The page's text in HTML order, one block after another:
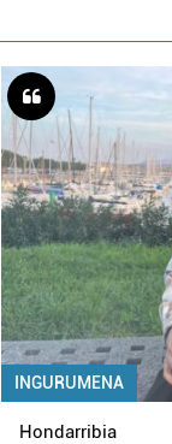
INGURUMENA
Hondarribia